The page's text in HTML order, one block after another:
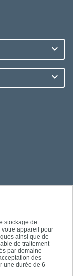
stockage de
appareil pour
ainsi que de
de traitement
par domaine
des
une durée de 6